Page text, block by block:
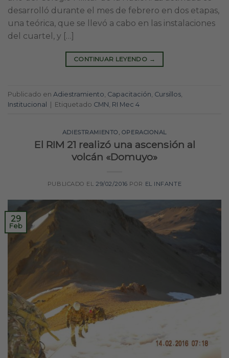
desarrolló durante el mes de febrero en dos etapas,
una teórica, que se llevó a cabo en las instalaciones
del cuartel, y […]
CONTINUAR LEYENDO →
Publicado en Adiestramiento Capacitación Cursillos
Institucional | Etiquetado CMN RI Mec 4
ADIESTRAMIENTO , OPERACIONAL
El RIM 21 realizó una ascensión al
volcán «Domuyo»
PUBLICADO EL29/02/2016 POR EL INFANTE
29
Feb